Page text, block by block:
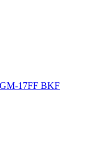
17FF BKF